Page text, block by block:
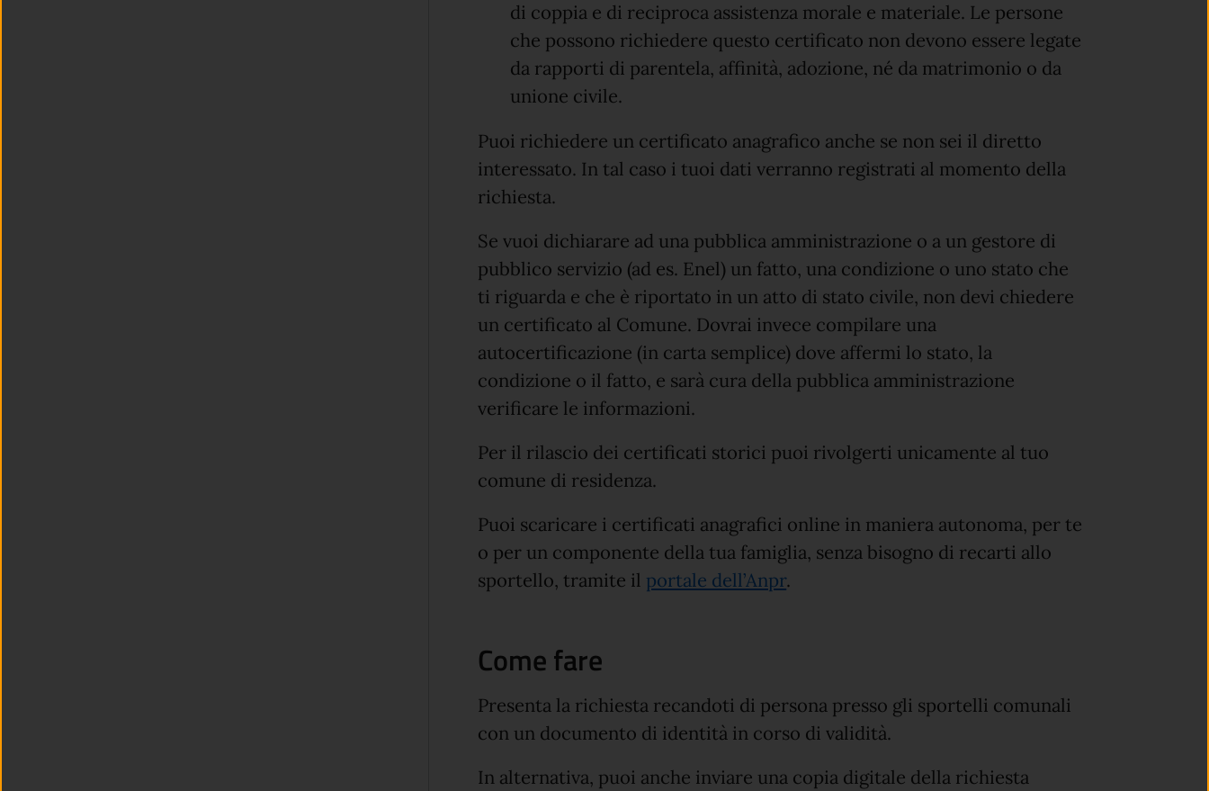
di coppia e di reciproca assistenza morale e materiale. Le persone
che possono richiedere questo certificato non devono essere legate
da rapporti di parentela, affinità, adozione, né da matrimonio o da
unione civile.
Puoi richiedere un certificato anagrafico anche se non sei il diretto
interessato. In tal caso i tuoi dati verranno registrati al momento della
richiesta.
Se vuoi dichiarare ad una pubblica amministrazione o a un gestore di
pubblico servizio (ad es. Enel) un fatto, una condizione o uno stato che
ti riguarda e che è riportato in un atto di stato civile, non devi chiedere
un certificato al Comune. Dovrai invece compilare una
autocertificazione (in carta semplice) dove affermi lo stato, la
condizione o il fatto, e sarà cura della pubblica amministrazione
verificare le informazioni.
Per il rilascio dei certificati storici puoi rivolgerti unicamente al tuo
comune di residenza.
Puoi scaricare i certificati anagrafici online in maniera autonoma, per te
o per un componente della tua famiglia, senza bisogno di recarti allo
sportello, tramite il portale dell’Anpr.
Come fare
Presenta la richiesta recandoti di persona presso gli sportelli comunali
con un documento di identità in corso di validità.
In alternativa, puoi anche inviare una copia digitale della richiesta